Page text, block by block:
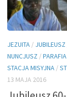
JEZUITA / JUBILEUSZ
NUNCJUSZ /PARAFIA
STACJA MISYJNA /
13 MAJA 2016